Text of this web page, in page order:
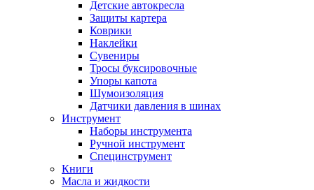
Детские автокресла
Защиты картера
Коврики
Наклейки
Сувениры
Тросы буксировочные
Упоры капота
Шумоизоляция
Датчики давления в шинах
Инструмент
Наборы инструмента
Ручной инструмент
Специнструмент
Книги
Масла и жидкости